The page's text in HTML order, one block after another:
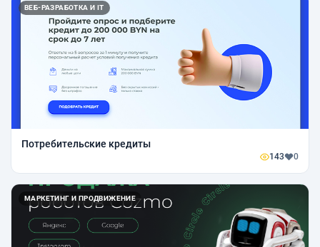
ВЕБ-РАЗРАБОТКА И IT
Потребительские кредиты
143 0
МАРКЕТИНГ И ПРОДВИЖЕНИЕ